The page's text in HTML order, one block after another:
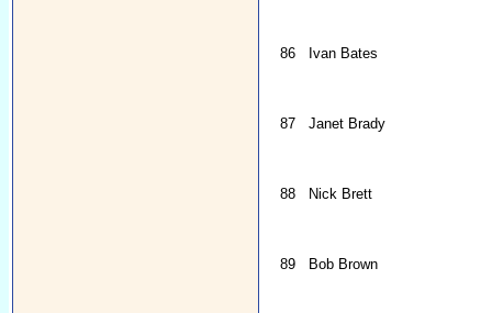
86 Ivan Bates
87 Janet Brady
88 Nick Brett
89 Bob Brown